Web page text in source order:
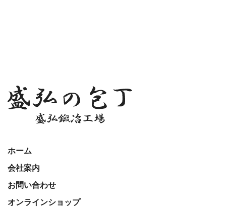
ホーム
会社案内
お問い合わせ
オンラインショップ